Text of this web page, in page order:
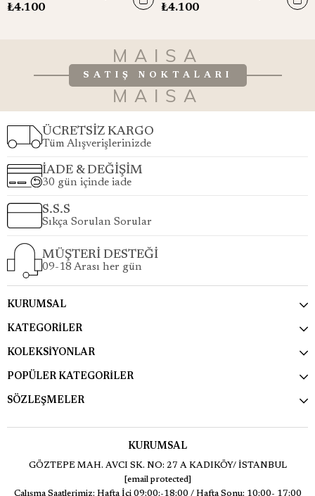
₺4.100 ₺4.100
MAISA
SATIŞ NOKTALARI
MAISA
ÜCRETSİZ KARGO
Tüm Alışverişlerinizde
İADE & DEĞİŞİM
30 gün içinde iade
S.S.S
Sıkça Sorulan Sorular
MÜŞTERİ DESTEĞİ
09-18 Arası her gün
KURUMSAL
KATEGORİLER
KOLEKSİYONLAR
POPÜLER KATEGORİLER
SÖZLEŞMELER
KURUMSAL
GÖZTEPE MAH. AVCI SK. NO: 27 A KADIKÖY/ İSTANBUL
[email protected]
Çalışma Saatlerimiz: Hafta İçi 09:00:-18:00 / Hafta Sonu: 10:00- 17:00